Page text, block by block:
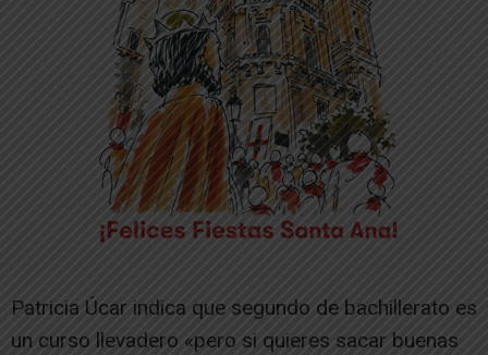
Patricia Úcar indica que segundo de bachillerato es
un curso llevadero «pero si quieres sacar buenas